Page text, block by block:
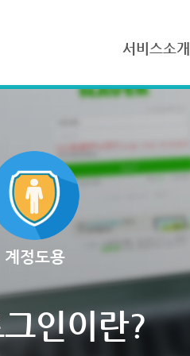
서비스소개
계정도용
인이란?